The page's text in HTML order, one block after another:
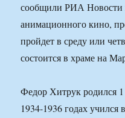
сообщили РИА Новости
анимационного кино,
пройдет в среду или
состоится в храме на
Федор Хитрук родился
1934-1936 годах